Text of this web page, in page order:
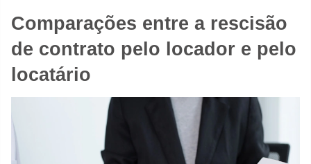
Comparações entre a rescisão
de contrato pelo locador e pelo
locatário